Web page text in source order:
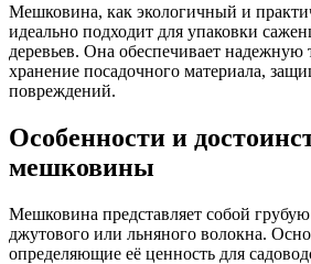
Мешковина, как экологичный и
идеально подходит для упаковки
деревьев. Она обеспечивает надежную
хранение посадочного материала,
повреждений.
Особенности и
мешковины
Мешковина представляет собой
джутового или льняного волокна.
определяющие её ценность для